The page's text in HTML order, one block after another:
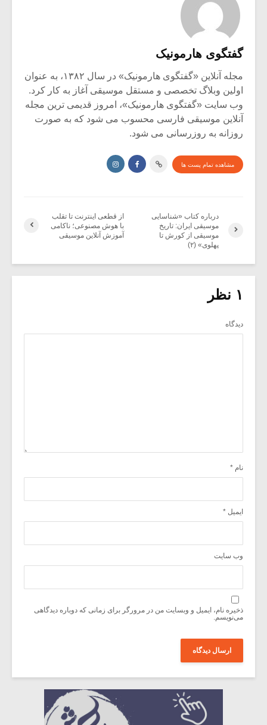
گفتگوی هارمونیک
مجله آنلاین «گفتگوی هارمونیک» در سال ۱۳۸۲، به عنوان
اولین وبلاگ تخصصی و مستقل موسیقی آغاز به کار کرد.
وب سایت «گفتگوی هارمونیک»، امروز قدیمی ترین مجله
آنلاین موسیقی فارسی محسوب می شود که به صورت
روزانه به روزرسانی می شود.
مشاهده تمام پست ها
از قطعی اینترنت تا تقلب
با هوش مصنوعی؛ ناکامی
آموزش آنلاین موسیقی
درباره کتاب «شناسایی
موسیقی ایران: تاریخ
موسیقی از کورش تا
پهلوی» (۲)
۱ نظر
دیدگاه
نام *
ایمیل *
وب‌ سایت
ذخیره نام، ایمیل و وبسایت من در مرورگر برای زمانی که دوباره دیدگاهی
می‌نویسم.